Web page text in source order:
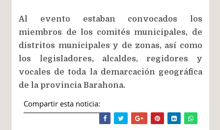
Al evento estaban convocados los
miembros de los comités municipales, de
distritos municipales y de zonas, así como
los legisladores, alcaldes, regidores y
vocales de toda la demarcación geográfica
de la provincia Barahona.
Compartir esta noticia: